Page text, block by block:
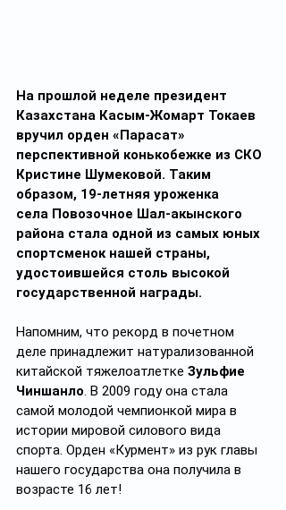
На прошлой неделе президент
Казахстана Касым-Жомарт Токаев
вручил орден «Парасат»
перспективной конькобежке из СКО
Кристине Шумековой. Таким
образом, 19-летняя уроженка
села Повозочное Шал-акынского
района стала одной из самых юных
спортсменок нашей страны,
удостоившейся столь высокой
государственной награды.
Напомним, что рекорд в почетном
деле принадлежит натурализованной
китайской тяжелоатлетке Зульфие
Чиншанло. В 2009 году она стала
самой молодой чемпионкой мира в
истории мировой силового вида
спорта. Орден «Курмент» из рук главы
нашего государства она получила в
возрасте 16 лет!